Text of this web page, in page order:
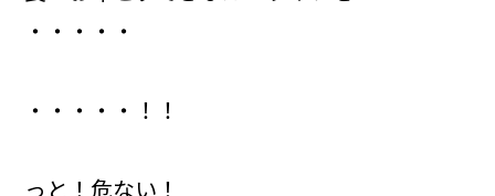
・・・・・
・・・・・！！
っと！危ない！